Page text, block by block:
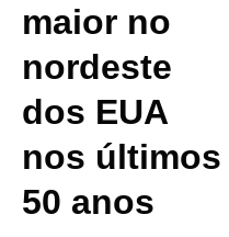
maior no
nordeste
dos EUA
nos últimos
50 anos